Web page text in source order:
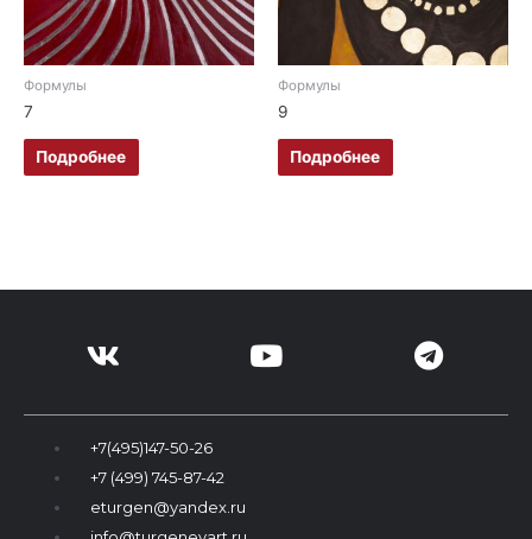
Формулы
7
Подробнее
Формулы
9
Подробнее
+7(495)147-50-26
+7 (499) 745-87-42
eturgen@yandex.ru